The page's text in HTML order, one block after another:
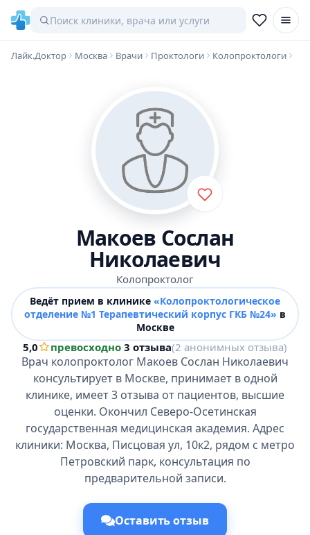
Лайк.Доктор Москва Врачи Проктологи Колопроктологи
Макоев Сослан
Николаевич
Колопроктолог
Ведёт прием в клинике «Колопроктологическое
отделение №1 Терапевтический корпус ГКБ №24» в
Москве
5,0 превосходно·3 отзыва(2 анонимных отзыва)
Врач колопроктолог Макоев Сослан Николаевич
консультирует в Москве, принимает в одной
клинике, имеет 3 отзыва от пациентов, высшие
оценки. Окончил Северо-Осетинская
государственная медицинская академия. Адрес
клиники: Москва, Писцовая ул, 10к2, рядом с метро
Петровский парк, консультация по
предварительной записи.
Оставить отзыв